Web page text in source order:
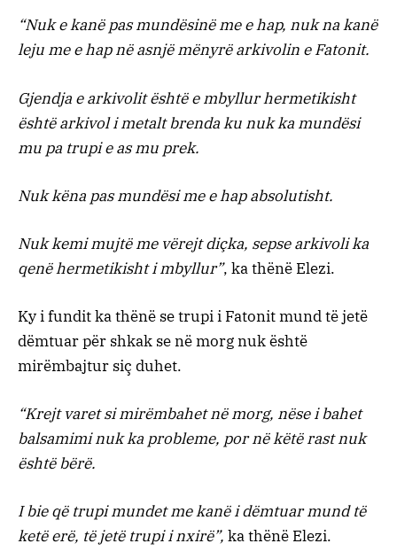
“Nuk e kanë pas mundësinë me e hap, nuk na kanë
leju me e hap në asnjë mënyrë arkivolin e Fatonit.
Gjendja e arkivolit është e mbyllur hermetikisht
është arkivol i metalt brenda ku nuk ka mundësi
mu pa trupi e as mu prek.
Nuk këna pas mundësi me e hap absolutisht.
Nuk kemi mujtë me vërejt diçka, sepse arkivoli ka
qenë hermetikisht i mbyllur”, ka thënë Elezi.
Ky i fundit ka thënë se trupi i Fatonit mund të jetë
dëmtuar për shkak se në morg nuk është
mirëmbajtur siç duhet.
“Krejt varet si mirëmbahet në morg, nëse i bahet
balsamimi nuk ka probleme, por në këtë rast nuk
është bërë.
I bie që trupi mundet me kanë i dëmtuar mund të
ketë erë, të jetë trupi i nxirë”, ka thënë Elezi.